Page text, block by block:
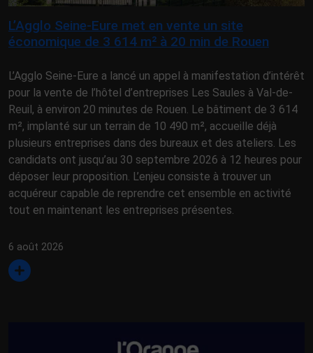
L’Agglo Seine-Eure met en vente un site
économique de 3 614 m² à 20 min de Rouen
L’Agglo Seine-Eure a lancé un appel à manifestation d’intérêt
pour la vente de l’hôtel d’entreprises Les Saules à Val-de-
Reuil, à environ 20 minutes de Rouen. Le bâtiment de 3 614
m², implanté sur un terrain de 10 490 m², accueille déjà
plusieurs entreprises dans des bureaux et des ateliers. Les
candidats ont jusqu’au 30 septembre 2026 à 12 heures pour
déposer leur proposition. L’enjeu consiste à trouver un
acquéreur capable de reprendre cet ensemble en activité
tout en maintenant les entreprises présentes.
6 août 2026